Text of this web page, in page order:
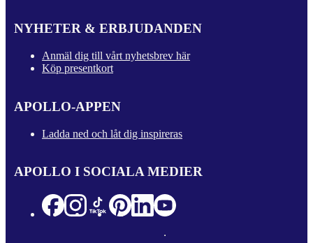
NYHETER & ERBJUDANDEN
Anmäl dig till vårt nyhetsbrev här
Köp presentkort
APOLLO-APPEN
Ladda ned och låt dig inspireras
APOLLO I SOCIALA MEDIER